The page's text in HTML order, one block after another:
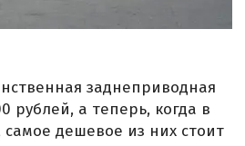
заднеприводная
рублей, а теперь, когда в
дешевое из них стоит